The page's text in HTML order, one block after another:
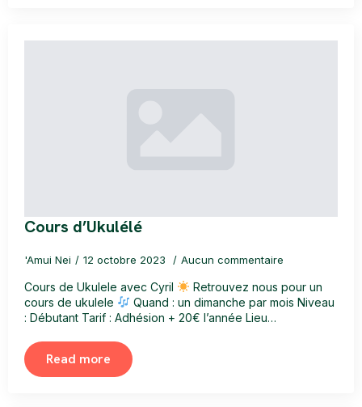
Cours d’Ukulélé
'Amui Nei 12 octobre 2023 Aucun commentaire
Cours de Ukulele avec Cyril
Retrouvez nous pour un
cours de ukulele
Quand : un dimanche par mois Niveau
: Débutant Tarif : Adhésion + 20€ l’année Lieu…
Read more